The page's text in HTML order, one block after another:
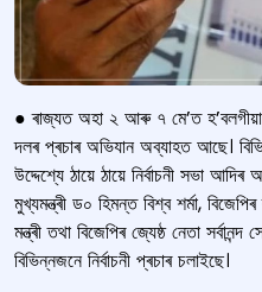
● ৰাজ্যত অহা ২ আৰু ৭ মে’ত হ’বলগীয়া
দলৰ প্ৰচাৰ অভিযান অব্যাহত আছে।
উদ্দেশ্যে ঠায়ে ঠায়ে নির্বাচনী সভা
মুখ্যমন্ত্ৰী ড০ হিমন্ত বিশ্ব শৰ্মা,
মন্ত্ৰী তথা বিজেপিৰ জ্যেষ্ঠ নেতা
বিভিন্নজনে নিৰ্বাচনী প্ৰচাৰ চলাইছে।